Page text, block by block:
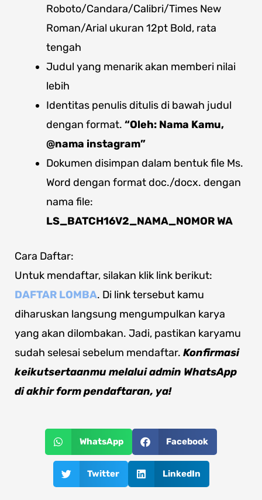
Roboto/Candara/Calibri/Times New
Roman/Arial ukuran 12pt Bold, rata
tengah
Judul yang menarik akan memberi nilai
lebih
Identitas penulis ditulis di bawah judul
dengan format. “Oleh: Nama Kamu,
@nama instagram”
Dokumen disimpan dalam bentuk file Ms.
Word dengan format doc./docx. dengan
nama file:
LS_BATCH16V2_NAMA_NOMOR WA
Cara Daftar:
Untuk mendaftar, silakan klik link berikut:
DAFTAR LOMBA. Di link tersebut kamu
diharuskan langsung mengumpulkan karya
yang akan dilombakan. Jadi, pastikan karyamu
sudah selesai sebelum mendaftar. Konfirmasi
keikutsertaanmu melalui admin WhatsApp
di akhir form pendaftaran, ya!
WhatsApp Facebook
Twitter LinkedIn